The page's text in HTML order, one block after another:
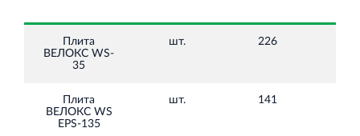
Плита
ВЕЛОКС WS-
35
шт. 226
Плита
ВЕЛОКС WS
EPS-135
шт. 141